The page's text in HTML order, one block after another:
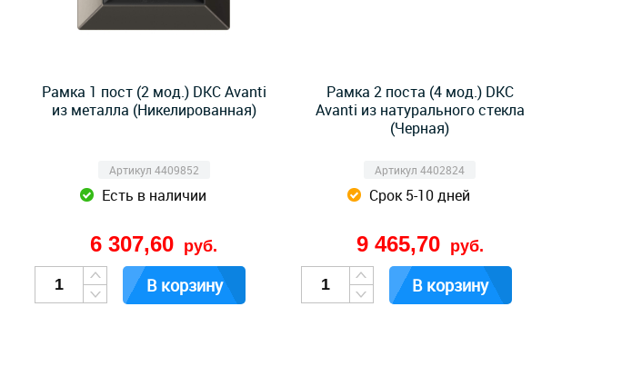
Рамка 1 пост (2 мод.) DKC Avanti
из металла (Никелированная)
Артикул 4409852
Есть в наличии
6 307,60 руб.
В корзину
Рамка 2 поста (4 мод.) DKC
Avanti из натурального стекла
(Черная)
Артикул 4402824
Срок 5-10 дней
9 465,70 руб.
В корзину